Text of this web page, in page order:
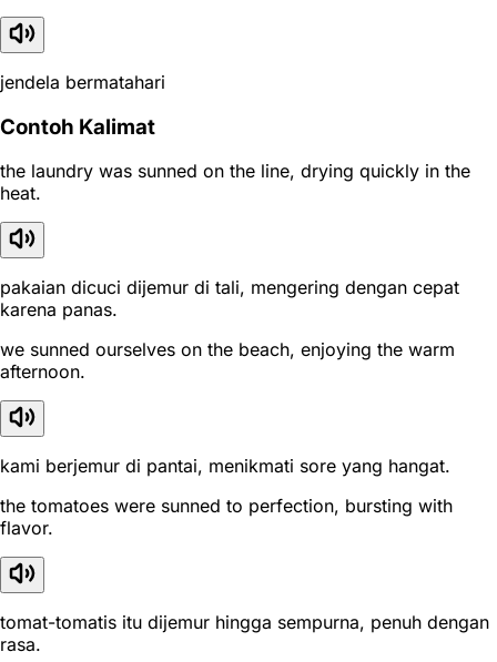
jendela bermatahari
Contoh Kalimat
the laundry was sunned on the line, drying quickly in the
heat.
pakaian dicuci dijemur di tali, mengering dengan cepat
karena panas.
we sunned ourselves on the beach, enjoying the warm
afternoon.
kami berjemur di pantai, menikmati sore yang hangat.
the tomatoes were sunned to perfection, bursting with
flavor.
tomat-tomatis itu dijemur hingga sempurna, penuh dengan
rasa.